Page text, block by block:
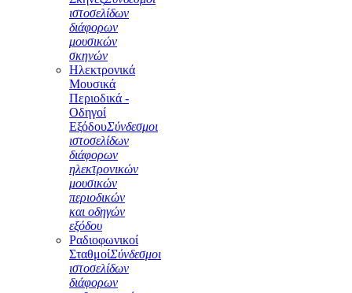
ιστοσελίδων
διάφορων
μουσικών
σκηνών
Ηλεκτρονικά
Μουσικά
Περιοδικά -
Οδηγοί
ΕξόδουΣύνδεσμοι
ιστοσελίδων
διάφορων
ηλεκτρονικών
μουσικών
περιοδικών
και οδηγών
εξόδου
Ραδιοφωνικοί
ΣταθμοίΣύνδεσμοι
ιστοσελίδων
διάφορων